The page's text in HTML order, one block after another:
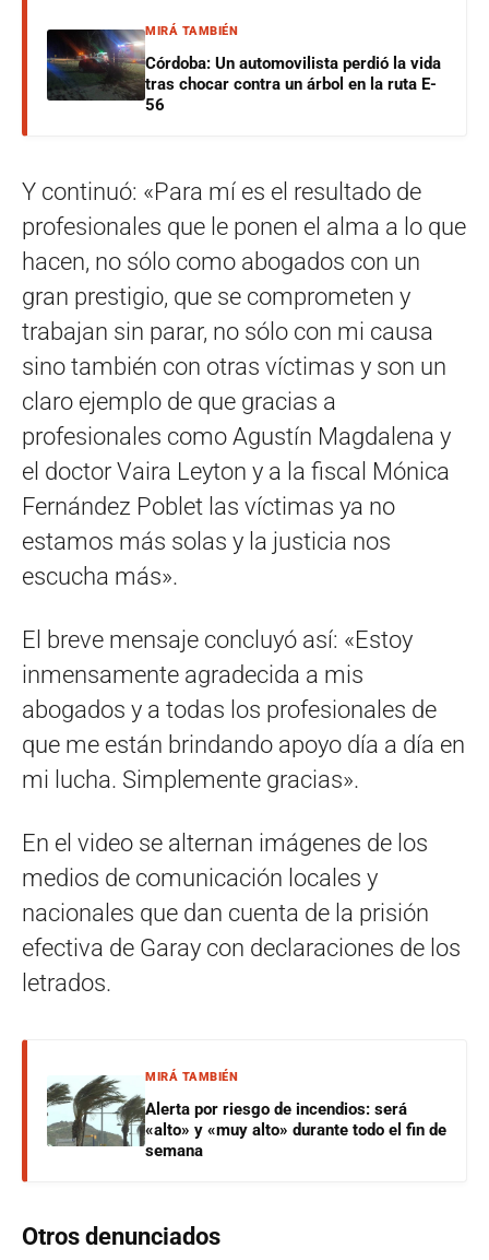
MIRÁ TAMBIÉN
Córdoba: Un automovilista perdió la vida
tras chocar contra un árbol en la ruta E-
56
Y continuó: «Para mí es el resultado de
profesionales que le ponen el alma a lo que
hacen, no sólo como abogados con un
gran prestigio, que se comprometen y
trabajan sin parar, no sólo con mi causa
sino también con otras víctimas y son un
claro ejemplo de que gracias a
profesionales como Agustín Magdalena y
el doctor Vaira Leyton y a la fiscal Mónica
Fernández Poblet las víctimas ya no
estamos más solas y la justicia nos
escucha más».
El breve mensaje concluyó así: «Estoy
inmensamente agradecida a mis
abogados y a todas los profesionales de
que me están brindando apoyo día a día en
mi lucha. Simplemente gracias».
En el video se alternan imágenes de los
medios de comunicación locales y
nacionales que dan cuenta de la prisión
efectiva de Garay con declaraciones de los
letrados.
MIRÁ TAMBIÉN
Alerta por riesgo de incendios: será
«alto» y «muy alto» durante todo el fin de
semana
Otros denunciados